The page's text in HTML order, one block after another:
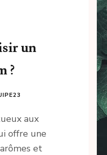
un
?
aux
offre une
et